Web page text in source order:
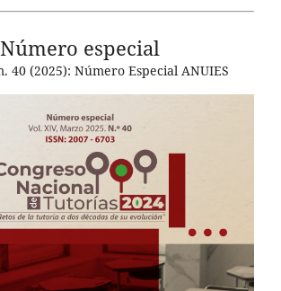
Número especial
40 (2025): Número Especial ANUIES